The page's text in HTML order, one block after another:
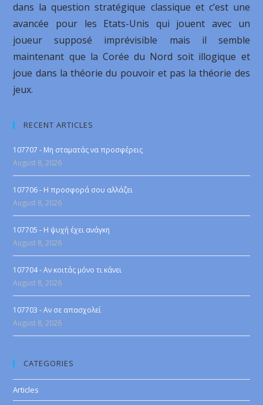
dans la question stratégique classique et c’est une
avancée pour les Etats-Unis qui jouent avec un
joueur supposé imprévisible mais il semble
maintenant que la Corée du Nord soit illogique et
joue dans la théorie du pouvoir et pas la théorie des
jeux.
RECENT ARTICLES
107707 - Μη σταματάς να προσφέρεις
August 8, 2026
107706 - Η προσφορά σου αλλάζει
August 8, 2026
107705 - Η ψυχή έχει ανάγκη
August 8, 2026
107704 - Αν κοιτάς μόνο τι κάνει
August 8, 2026
107703 - Αν σε απασχολεί
August 8, 2026
CATEGORIES
Articles